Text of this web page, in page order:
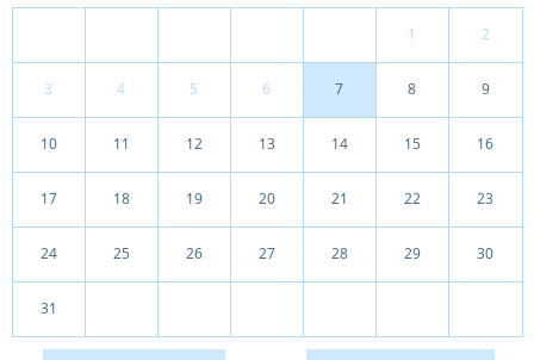
1 2
3 4 5 6 7 8 9
10 11 12 13 14 15 16
17 18 19 20 21 22 23
24 25 26 27 28 29 30
31